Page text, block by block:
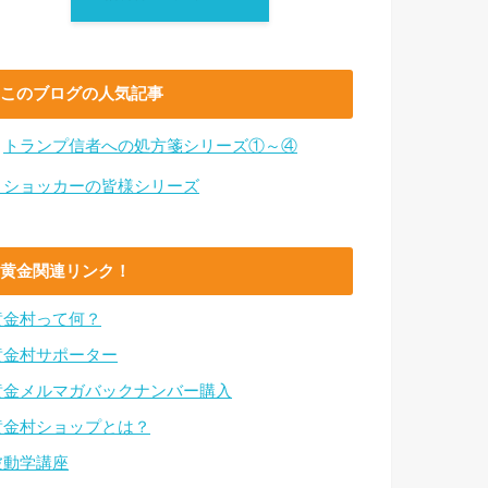
このブログの人気記事
トランプ信者への処方箋シリーズ①～④
ショッカーの皆様シリーズ
黄金関連リンク！
村って何？
金村サポーター
金メルマガバックナンバー購入
金村ショップとは？
動学講座